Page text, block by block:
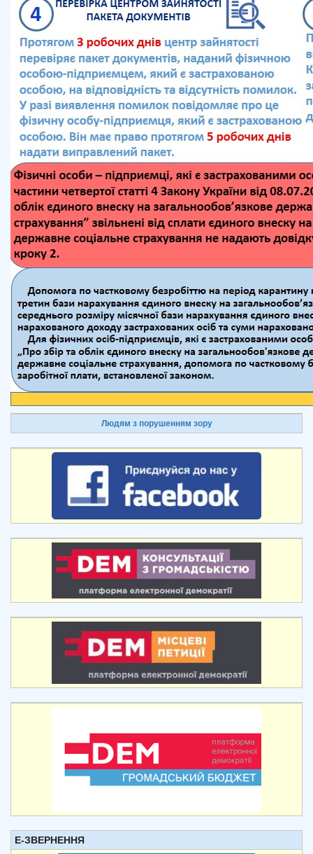
Людям з порушенням зору
Е-ЗВЕРНЕННЯ